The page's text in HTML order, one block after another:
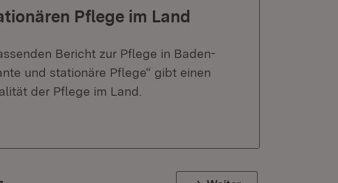
Pflege im Land
Bericht zur Pflege in Baden-
und stationäre Pflege“ gibt einen
der Pflege im Land.